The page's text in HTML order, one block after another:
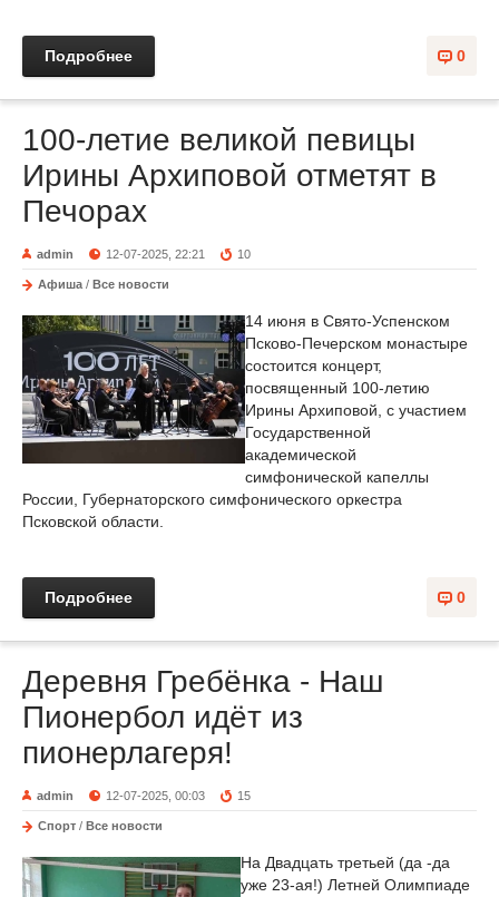
0
Подробнее
100-летие великой певицы
Ирины Архиповой отметят в
Печорах
admin 12-07-2025, 22:21 10
Афиша / Все новости
14 июня в Свято-Успенском
Псково-Печерском монастыре
состоится концерт,
посвященный 100-летию
Ирины Архиповой, с участием
Государственной
академической
симфонической капеллы
России, Губернаторского симфонического оркестра
Псковской области.
0
Подробнее
Деревня Гребёнка - Наш
Пионербол идёт из
пионерлагеря!
admin 12-07-2025, 00:03 15
Спорт / Все новости
На Двадцать третьей (да -да
уже 23-ая!) Летней Олимпиаде